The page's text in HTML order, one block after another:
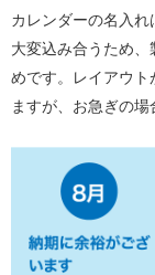
カレンダーの名入
大変込み合うため
めです。レイアウト
ますが、お急ぎの場